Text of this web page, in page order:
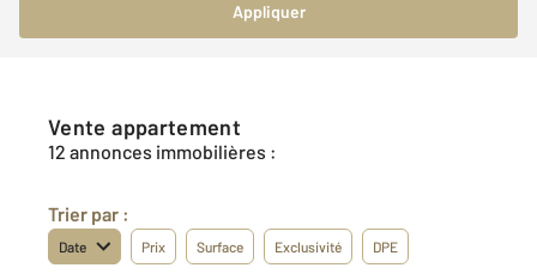
Appliquer
Vente appartement
12 annonces immobilières :
Trier par :
Date Prix Surface Exclusivité DPE